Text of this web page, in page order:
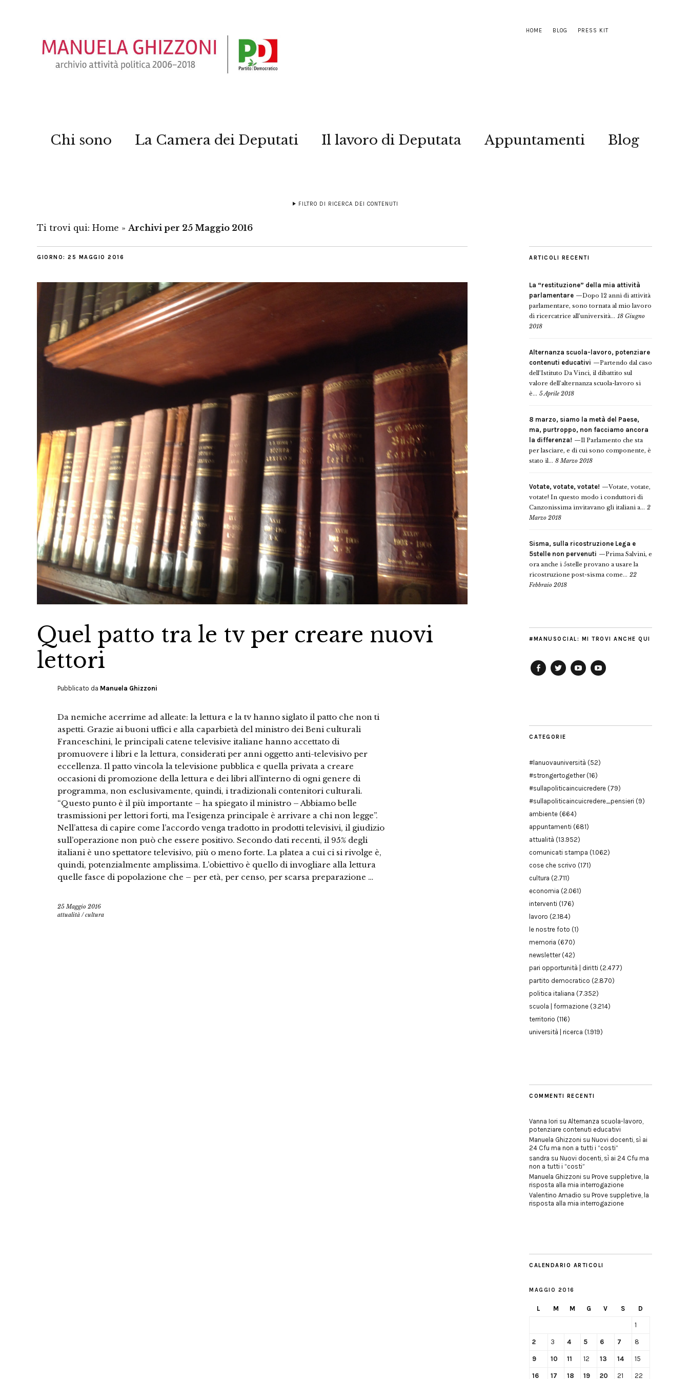
HOME BLOG PRESS KIT
Chi sono La Camera dei Deputati Il lavoro di Deputata Appuntamenti Blog
FILTRO DI RICERCA DEI CONTENUTI
Ti trovi qui: Home » Archivi per 25 Maggio 2016
GIORNO: 25 MAGGIO 2016
Quel patto tra le tv per creare nuovi
lettori
Pubblicato da Manuela Ghizzoni
Da nemiche acerrime ad alleate: la lettura e la tv hanno siglato il patto che non ti
aspetti. Grazie ai buoni uffici e alla caparbietà del ministro dei Beni culturali
Franceschini, le principali catene televisive italiane hanno accettato di
promuovere i libri e la lettura, considerati per anni oggetto anti-televisivo per
eccellenza. Il patto vincola la televisione pubblica e quella privata a creare
occasioni di promozione della lettura e dei libri all’interno di ogni genere di
programma, non esclusivamente, quindi, i tradizionali contenitori culturali.
“Questo punto è il più importante – ha spiegato il ministro – Abbiamo belle
trasmissioni per lettori forti, ma l’esigenza principale è arrivare a chi non legge”.
Nell’attesa di capire come l’accordo venga tradotto in prodotti televisivi, il giudizio
sull’operazione non può che essere positivo. Secondo dati recenti, il 95% degli
italiani è uno spettatore televisivo, più o meno forte. La platea a cui ci si rivolge è,
quindi, potenzialmente amplissima. L’obiettivo è quello di invogliare alla lettura
quelle fasce di popolazione che – per età, per censo, per scarsa preparazione …
25 Maggio 2016
attualità /cultura
ARTICOLI RECENTI
La “restituzione” della mia attività
parlamentare
Dopo 12 anni di attività
parlamentare, sono tornata al mio lavoro
di ricercatrice all’università... 18 Giugno
2018
Alternanza scuola-lavoro, potenziare
contenuti educativi
Partendo dal caso
dell’Istituto Da Vinci, il dibattito sul
valore dell’alternanza scuola-lavoro si
è... 5 Aprile 2018
8 marzo, siamo la metà del Paese,
ma, purtroppo, non facciamo ancora
la differenza!
Il Parlamento che sta
per lasciare, e di cui sono componente, è
stato il... 8 Marzo 2018
Votate, votate, votate!
Votate, votate,
votate! In questo modo i conduttori di
Canzonissima invitavano gli italiani a... 2
Marzo 2018
Sisma, sulla ricostruzione Lega e
5stelle non pervenuti
Prima Salvini, e
ora anche i 5stelle provano a usare la
ricostruzione post-sisma come... 22
Febbraio 2018
#MANUSOCIAL: MI TROVI ANCHE QUI
CATEGORIE
#lanuovauniversità (52)
#strongertogether(16)
#sullapoliticaincuicredere (79)
#sullapoliticaincuicredere_pensieri (9)
ambiente (664)
appuntamenti (681)
attualità (13.952)
comunicati stampa (1.062)
cose che scrivo (171)
cultura (2.711)
economia (2.061)
interventi (176)
lavoro (2.184)
le nostre foto (1)
memoria (670)
newsletter(42)
pari opportunità | diritti (2.477)
partito democratico (2.870)
politica italiana (7.352)
scuola | formazione (3.214)
territorio (116)
università | ricerca (1.919)
COMMENTI RECENTI
Vanna Iori su Alternanza scuola-lavoro,
potenziare contenuti educativi
Manuela Ghizzoni su Nuovi docenti, sì ai
24 Cfu ma non a tutti i “costi”
sandra su Nuovi docenti, sì ai 24 Cfu ma
non a tutti i “costi”
Manuela Ghizzoni su Prove suppletive, la
risposta alla mia interrogazione
Valentino Amadio su Prove suppletive, la
risposta alla mia interrogazione
CALENDARIO ARTICOLI
MAGGIO 2016
L M M G V S D
1
2 3 4 5 6 7 8
9 10 11 12 13 14 15
16 17 18 19 20 21 22